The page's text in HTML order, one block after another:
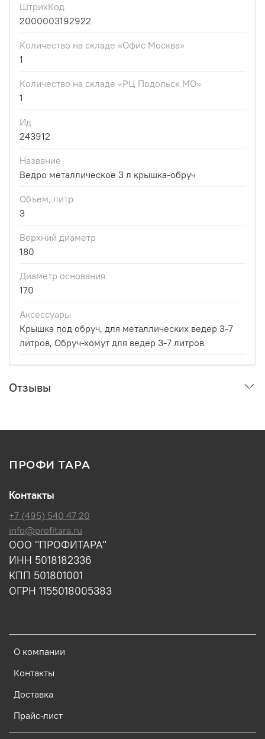
ШтрихКод
2000003192922
Количество на складе «Офис Москва»
1
Количество на складе «РЦ Подольск МО»
1
Ид
243912
Название
Ведро металлическое 3 л крышка-обруч
Объем, литр
3
Верхний диаметр
180
Диаметр основания
170
Аксессуары
Крышка под обруч, для металлических ведер 3-7
литров, Обруч-хомут для ведер 3-7 литров
Отзывы
ПРОФИ ТАРА
О компании
Контакты
Доставка
Прайс-лист
Контакты
+7 (495) 540 47 20
info@profitara.ru
ООО "ПРОФИТАРА"
ИНН 5018182336
КПП 501801001
ОГРН 1155018005383